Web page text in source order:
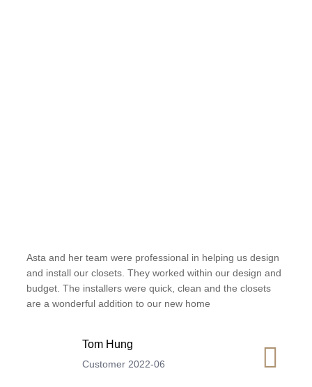
Asta and her team were professional in helping us design
and install our closets. They worked within our design and
budget. The installers were quick, clean and the closets
are a wonderful addition to our new home
Tom Hung
Customer 2022-06